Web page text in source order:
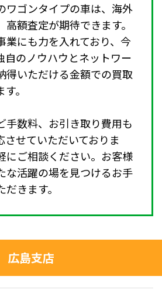
ワゴンタイプの車は、海外
額査定が期待できます。
業にも力を入れており、今
自のノウハウとネットワー
得いただける金額での買取
。
手数料、お引き取り費用も
させていただいておりま
にご相談ください。お客様
な活躍の場を見つけるお手
きます。
広島支店